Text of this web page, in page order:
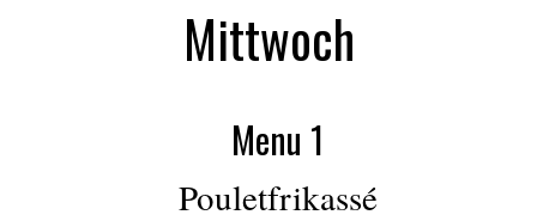
Mittwoch
Menu 1
Pouletfrikassé